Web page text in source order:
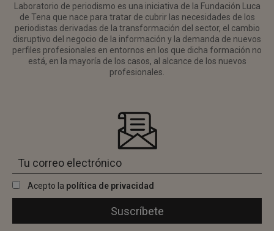
Laboratorio de periodismo es una iniciativa de la Fundación Luca
de Tena que nace para tratar de cubrir las necesidades de los
periodistas derivadas de la transformación del sector, el cambio
disruptivo del negocio de la información y la demanda de nuevos
perfiles profesionales en entornos en los que dicha formación no
está, en la mayoría de los casos, al alcance de los nuevos
profesionales.
Acepto la política de privacidad